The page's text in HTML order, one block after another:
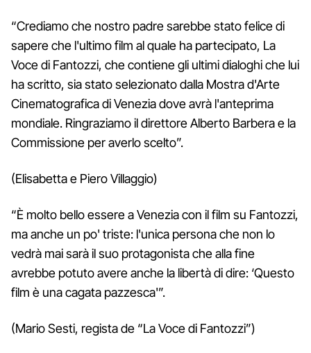
“Crediamo che nostro padre sarebbe stato felice di
sapere che l'ultimo film al quale ha partecipato, La
Voce di Fantozzi, che contiene gli ultimi dialoghi che lui
ha scritto, sia stato selezionato dalla Mostra d'Arte
Cinematografica di Venezia dove avrà l'anteprima
mondiale. Ringraziamo il direttore Alberto Barbera e la
Commissione per averlo scelto”.
(Elisabetta e Piero Villaggio)
“È molto bello essere a Venezia con il film su Fantozzi,
ma anche un po' triste: l'unica persona che non lo
vedrà mai sarà il suo protagonista che alla fine
avrebbe potuto avere anche la libertà di dire: ‘Questo
film è una cagata pazzesca'”.
(Mario Sesti, regista de “La Voce di Fantozzi”)